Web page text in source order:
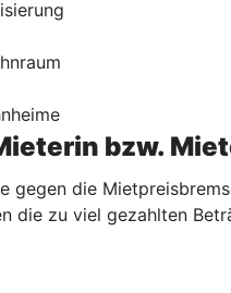
bzw.
gegen die
die zu viel gezahlten